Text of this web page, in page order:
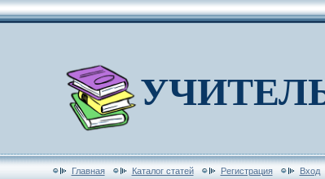
Главная Каталог статей Регистрация Вход